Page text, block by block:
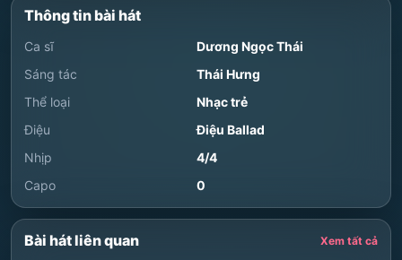
Thông tin bài hát
Ca sĩ
Dương Ngọc Thái
Sáng tác
Thái Hưng
Thể loại
Nhạc trẻ
Điệu
Điệu Ballad
Nhịp
4/4
Capo
0
Bài hát liên quan Xem tất cả